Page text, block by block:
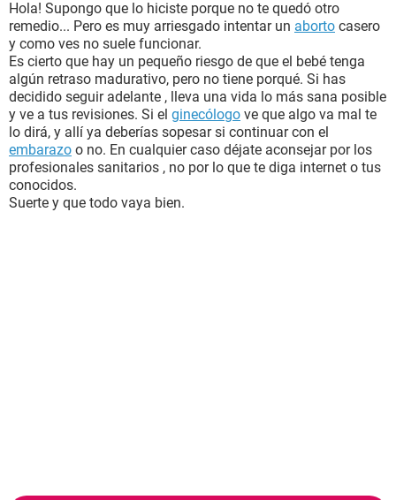
Hola! Supongo que lo hiciste porque no te quedó otro
remedio... Pero es muy arriesgado intentar un aborto casero
y como ves no suele funcionar.
Es cierto que hay un pequeño riesgo de que el bebé tenga
algún retraso madurativo, pero no tiene porqué. Si has
decidido seguir adelante , lleva una vida lo más sana posible
y ve a tus revisiones. Si el ginecólogo ve que algo va mal te
lo dirá, y allí ya deberías sopesar si continuar con el
embarazo o no. En cualquier caso déjate aconsejar por los
profesionales sanitarios , no por lo que te diga internet o tus
conocidos.
Suerte y que todo vaya bien.